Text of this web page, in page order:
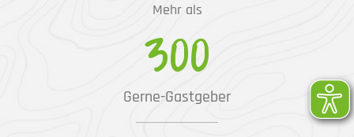
Mehr als
300
Gerne-Gastgeber